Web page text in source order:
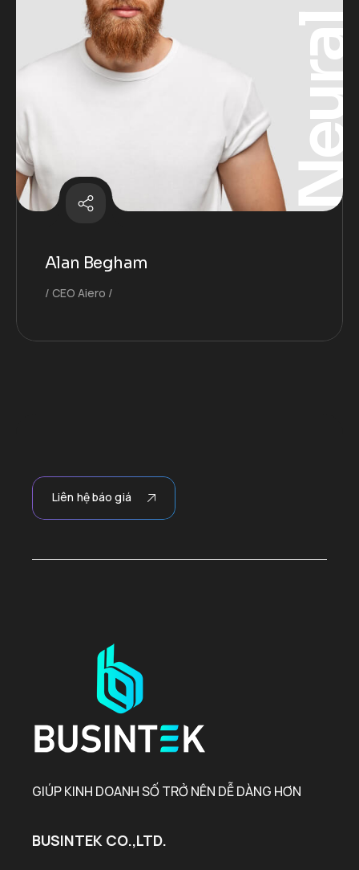
Alan Begham
CEO Aiero
Liên hệ báo giá
GIÚP KINH DOANH SỐ TRỞ NÊN DỄ DÀNG HƠN
BUSINTEK CO.,LTD.